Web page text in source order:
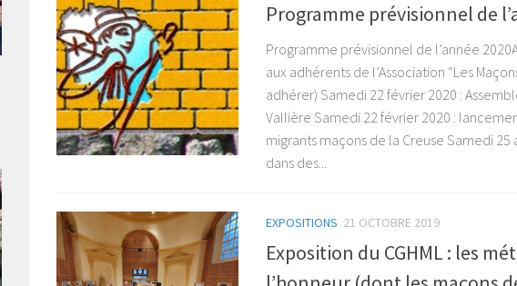
Programme prévisionnel de
Programme prévisionnel de l’année
aux adhérents de l’Association “Les
adhérer) Samedi 22 février 2020 :
Vallière Samedi 22 février 2020 :
migrants maçons de la Creuse Samedi 25
dans des...
EXPOSITIONS 21 OCTOBRE 2019
Exposition du CGHML : les